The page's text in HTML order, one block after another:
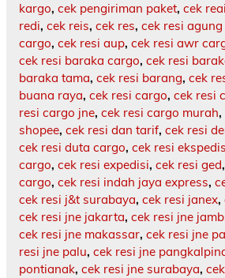
kargo, cek pengiriman paket, cek reai
redi, cek reis, cek res, cek resi
cargo, cek resi aup, cek resi awr
cek resi baraka cargo, cek resi
baraka tama, cek resi barang, cek
buana raya, cek resi cargo, cek resi
resi cargo jne, cek resi cargo murah,
shopee, cek resi dan tarif, cek resi
cek resi duta cargo, cek resi
cargo, cek resi expedisi, cek resi ged,
cargo, cek resi indah jaya express,
cek resi j&t surabaya, cek resi janex,
cek resi jne jakarta, cek resi jne
cek resi jne makassar, cek resi jne
resi jne palu, cek resi jne
pontianak, cek resi jne surabaya,